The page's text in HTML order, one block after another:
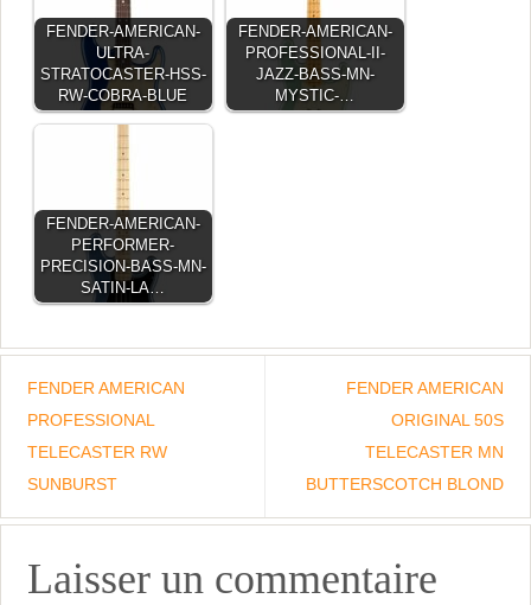
FENDER-AMERICAN-
ULTRA-
STRATOCASTER-HSS-
RW-COBRA-BLUE
FENDER-AMERICAN-
PROFESSIONAL-II-
JAZZ-BASS-MN-
MYSTIC-…
FENDER-AMERICAN-
PERFORMER-
PRECISION-BASS-MN-
SATIN-LA…
FENDER AMERICAN
PROFESSIONAL
TELECASTER RW
SUNBURST
FENDER AMERICAN
ORIGINAL 50S
TELECASTER MN
BUTTERSCOTCH BLOND
Laisser un commentaire